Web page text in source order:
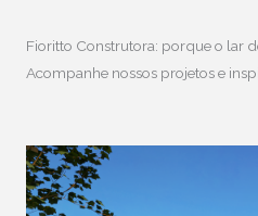
Fioritto Construtora: porque o lar
Acompanhe nossos projetos e